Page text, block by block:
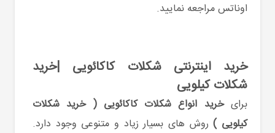
اوناتس مراجعه نمایید.
خرید اینترنتی شکلات کاکائویی |خرید
شکلات کیلویی
برایخرید انواع شکلات کاکائویی (خرید شکلات
کیلویی ) روش های بسیار زیاد و متنوعی وجود دارد.